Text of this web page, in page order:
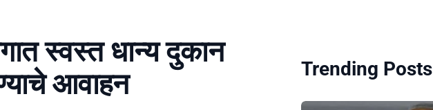
स्वस्त धान्य दुकान
आवाहन
Trending Posts